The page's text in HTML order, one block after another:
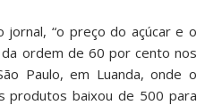
jornal, “o preço do açúcar e o
ordem de 60 por cento nos
Paulo, em Luanda, onde o
produtos baixou de 500 para